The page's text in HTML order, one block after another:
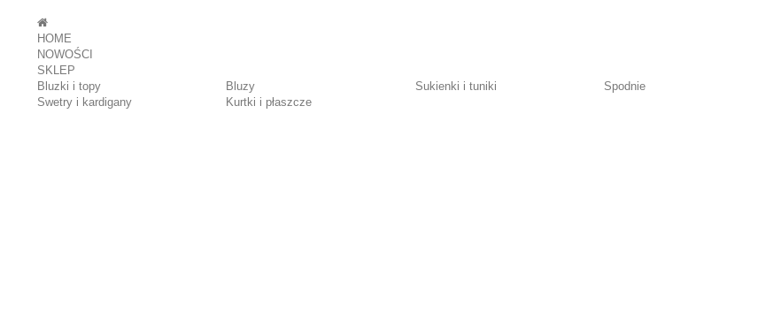
HOME
NOWOŚCI
SKLEP
Bluzki i topy
Bluzy Sukienki i tuniki Spodnie
Swetry i kardigany
Kurtki i płaszcze